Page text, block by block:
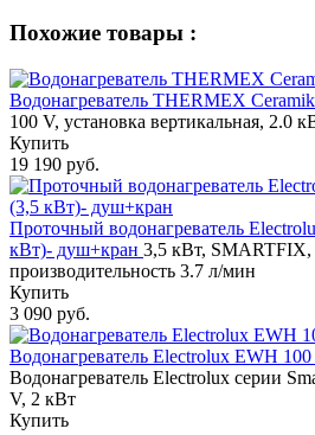
Похожие товары :
Водонагреватель THERMEX
100 V, установка вертикальная, 2.0
Купить
19 190 руб.
Проточный водонагреватель
кВт)- душ+кран 3,5 кВт, SMARTFIX,
производительность 3.7 л/мин
Купить
3 090 руб.
Водонагреватель Electrolux EWH
Водонагреватель Electrolux серии
V, 2 кВт
Купить